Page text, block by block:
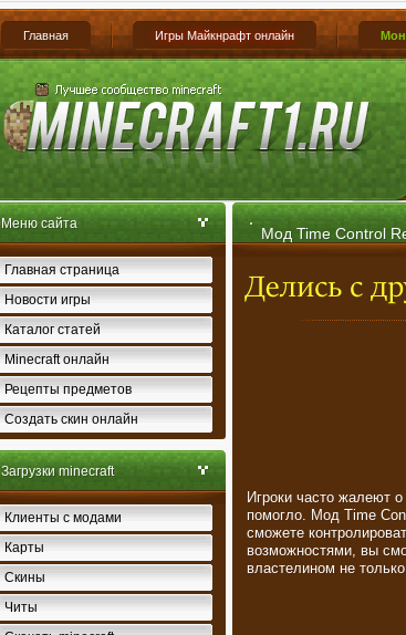
Главная Игры Майкнрафт онлайн
Меню сайта
Главная страница
Новости игры
Каталог статей
Minecraft онлайн
Рецепты предметов
Создать скин онлайн
Загрузки minecraft
Клиенты с модами
Карты
Скины
Читы
Мод Time Control
Игроки часто жалеют
помогло. Мод Time
сможете
возможностями, вы
властелином не